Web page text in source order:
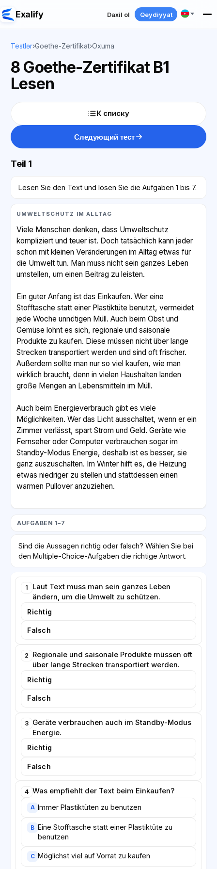
Exalify Daxil ol Qeydiyyat
Testlər›Goethe-Zertifikat›Oxuma
8 Goethe-Zertifikat B1
Lesen
К списку
Следующий тест
Teil 1
Lesen Sie den Text und lösen Sie die Aufgaben 1 bis 7.
UMWELTSCHUTZ IM ALLTAG
Viele Menschen denken, dass Umweltschutz
kompliziert und teuer ist. Doch tatsächlich kann jeder
schon mit kleinen Veränderungen im Alltag etwas für
die Umwelt tun. Man muss nicht sein ganzes Leben
umstellen, um einen Beitrag zu leisten.
Ein guter Anfang ist das Einkaufen. Wer eine
Stofftasche statt einer Plastiktüte benutzt, vermeidet
jede Woche unnötigen Müll. Auch beim Obst und
Gemüse lohnt es sich, regionale und saisonale
Produkte zu kaufen. Diese müssen nicht über lange
Strecken transportiert werden und sind oft frischer.
Außerdem sollte man nur so viel kaufen, wie man
wirklich braucht, denn in vielen Haushalten landen
große Mengen an Lebensmitteln im Müll.
Auch beim Energieverbrauch gibt es viele
Möglichkeiten. Wer das Licht ausschaltet, wenn er ein
Zimmer verlässt, spart Strom und Geld. Geräte wie
Fernseher oder Computer verbrauchen sogar im
Standby-Modus Energie, deshalb ist es besser, sie
ganz auszuschalten. Im Winter hilft es, die Heizung
etwas niedriger zu stellen und stattdessen einen
warmen Pullover anzuziehen.
umdenken. Für kurze Strecken ist das Fahrrad eine
und für die Gesundheit. Wer weitere Wege hat, kann
öffentliche Verkehrsmittel nutzen oder
Natürlich kann eine einzelne Person die Welt nicht
alleine retten. Aber wenn viele Menschen mitmachen,
entsteht ein großer Unterschied. Umweltschutz
Entscheidungen, sondern oft bei ganz normalen
AUFGABEN 1–7
Sind die Aussagen richtig oder falsch? Wählen Sie bei
den Multiple-Choice-Aufgaben die richtige Antwort.
1
Laut Text muss man sein ganzes Leben
ändern, um die Umwelt zu schützen.
Richtig
Falsch
2
Regionale und saisonale Produkte müssen oft
über lange Strecken transportiert werden.
Richtig
Falsch
3 Geräte verbrauchen auch im Standby-Modus
Energie.
Richtig
Falsch
4 Was empfiehlt der Text beim Einkaufen?
A Immer Plastiktüten zu benutzen
B Eine Stofftasche statt einer Plastiktüte zu
benutzen
C Möglichst viel auf Vorrat zu kaufen